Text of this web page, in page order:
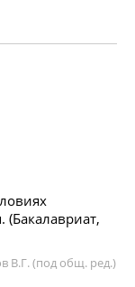
(Бакалавриат,
В.Г. (под общ. ред.)